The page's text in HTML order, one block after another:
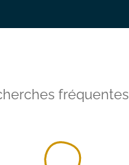
fréquentes